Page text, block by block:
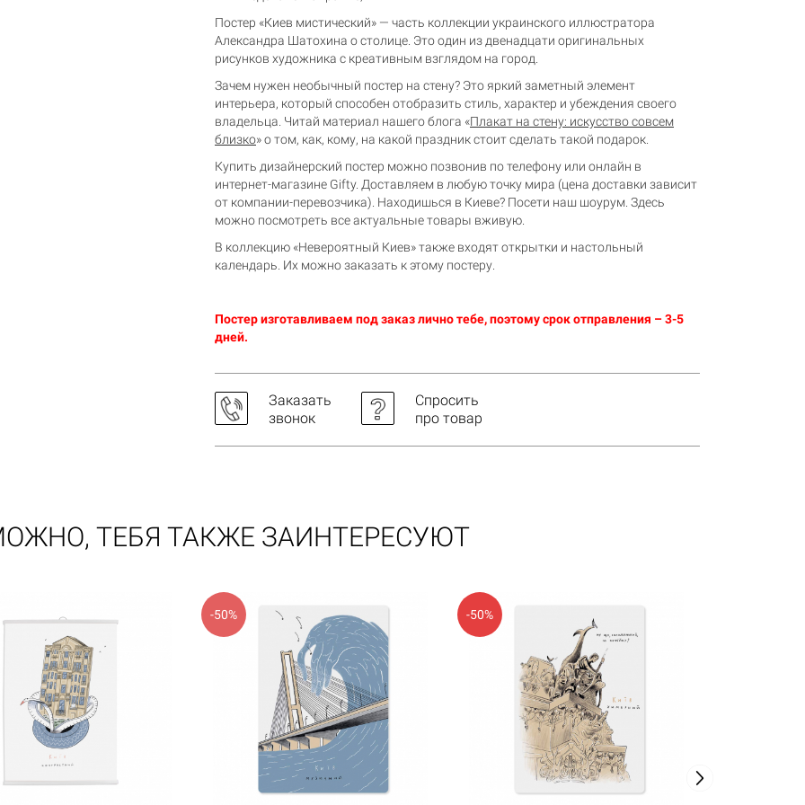
Постер «Киев мистический» — часть коллекции украинского иллюстратора
Александра Шатохина о столице. Это один из двенадцати оригинальных
рисунков художника с креативным взглядом на город.
Зачем нужен необычный постер на стену? Это яркий заметный элемент
интерьера, который способен отобразить стиль, характер и убеждения своего
владельца. Читай материал нашего блога «Плакат на стену: искусство совсем
близко» о том, как, кому, на какой праздник стоит сделать такой подарок.
Купить дизайнерский постер можно позвонив по телефону или онлайн в
интернет-магазине Gifty. Доставляем в любую точку мира (цена доставки зависит
от компании-перевозчика). Находишься в Киеве? Посети наш шоурум. Здесь
можно посмотреть все актуальные товары вживую.
В коллекцию «Невероятный Киев» также входят открытки и настольный
календарь. Их можно заказать к этому постеру.
Постер изготавливаем под заказ лично тебе, поэтому срок отправления – 3-5
дней.
Заказать
звонок
Спросить
про товар
ТЕБЯ ТАКЖЕ ЗАИНТЕРЕСУЮТ
-50% -50%
Корзина пуста